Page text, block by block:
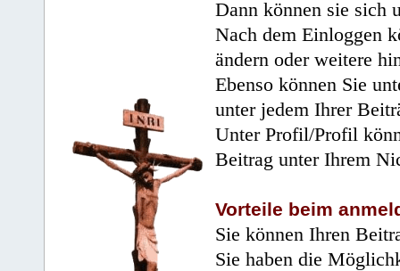
Dann können sie sich
Nach dem Einloggen
ändern oder weitere
Ebenso können Sie
unter jedem Ihrer
Unter Profil/Profil
Beitrag unter Ihrem
Vorteile beim
Sie können Ihren
Sie haben die